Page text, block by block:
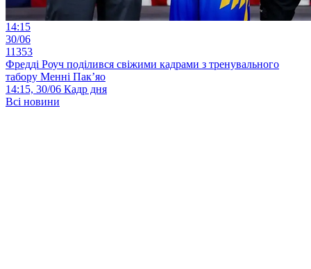
14:15
30/06
11353
Фредді Роуч поділився свіжими кадрами з тренувального
табору Менні Пак’яо
14:15, 30/06 Кадр дня
Всі новини